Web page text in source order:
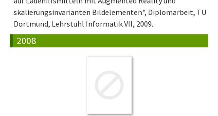
skalierungsinvarianten Bildelementen", Diplomarbeit, TU
Dortmund, Lehrstuhl Informatik VII, 2009.
2008